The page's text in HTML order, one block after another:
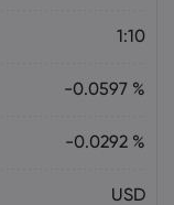
1:10
-0.0597 %
-0.0292 %
USD